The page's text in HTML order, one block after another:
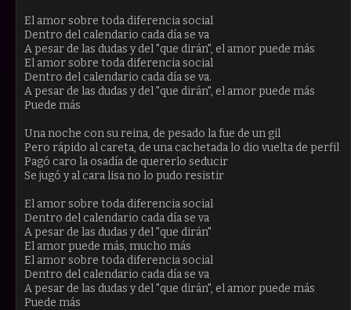
El amor sobre toda diferencia social
Dentro del calendario cada día se va
A pesar de las dudas y del "que dirán", el amor puede más
El amor sobre toda diferencia social
Dentro del calendario cada día se va.
A pesar de las dudas y del "que dirán", el amor puede más
Puede más
Una noche con su reina, de pesado la fue de un gil
Pero rápido al careta, de una cachetada lo dio vuelta de perfil
Pagó caro la osadía de quererlo seducir
Se jugó y al cara lisa no lo pudo resistir
El amor sobre toda diferencia social
Dentro del calendario cada día se va
A pesar de las dudas y del "que dirán"
El amor puede más, mucho más
El amor sobre toda diferencia social
Dentro del calendario cada día se va
A pesar de las dudas y del "que dirán", el amor puede más
Puede más